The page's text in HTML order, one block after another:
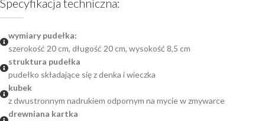
Specyfikacja techniczna:
wymiary pudełka:
szerokość 20 cm, długość 20 cm, wysokość 8,5 cm
struktura pudełka
pudełko składające się z denka i wieczka
kubek
z dwustronnym nadrukiem odpornym na mycie w zmywarce
drewniana kartka